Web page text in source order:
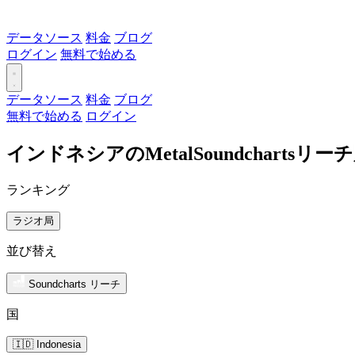
データソース 料金 ブログ
ログイン 無料で始める
データソース 料金 ブログ
無料で始める ログイン
インドネシアのMetalSoundchartsリー
ランキング
ラジオ局
並び替え
Soundcharts リーチ
国
🇮🇩 Indonesia